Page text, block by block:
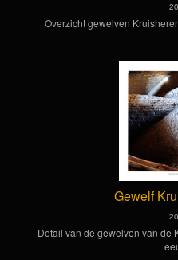
Overzicht gewelven
Gewelf
Detail van de gewelven van de